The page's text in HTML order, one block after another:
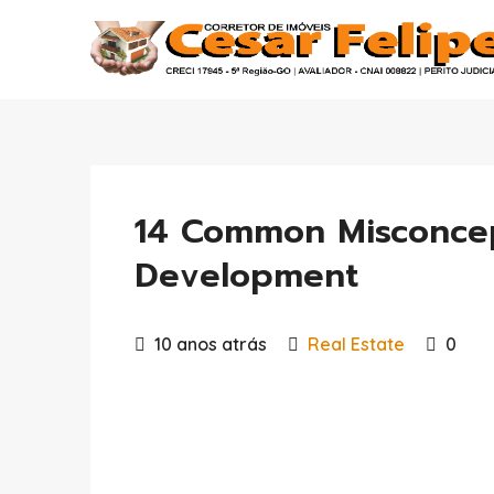
14 Common
Development
10 anos atrás Real Estate 0